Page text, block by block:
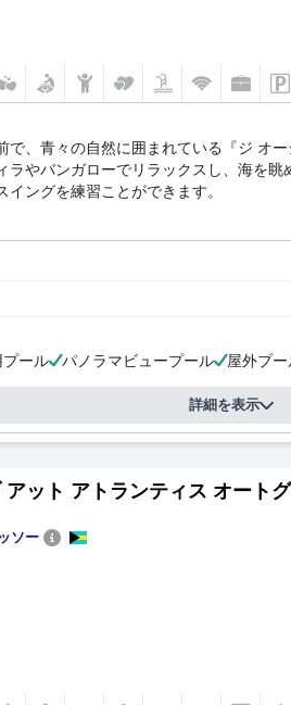
、青々の自然に囲まれている『ジ オ
やバンガローでリラックスし、海を
ングを練習ことができます。
ール パノラマビュープール 屋外プ
詳細を表示
アット アトランティス オー
ソー